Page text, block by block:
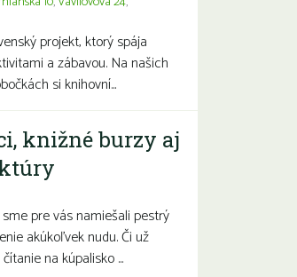
projekt, ktorý spája
a zábavou. Na našich
si knihovní...
knižné burzy aj
pre vás namiešali pestrý
akúkoľvek nudu. Či už
na kúpalisko ...